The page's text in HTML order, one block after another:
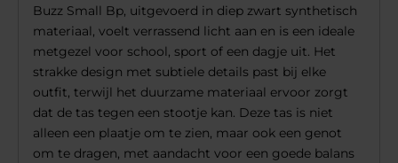
Buzz Small Bp, uitgevoerd in diep zwart synthetisch
materiaal, voelt verrassend licht aan en is een ideale
metgezel voor school, sport of een dagje uit. Het
strakke design met subtiele details past bij elke
outfit, terwijl het duurzame materiaal ervoor zorgt
dat de tas tegen een stootje kan. Deze tas is niet
alleen een plaatje om te zien, maar ook een genot
om te dragen, met aandacht voor een goede balans